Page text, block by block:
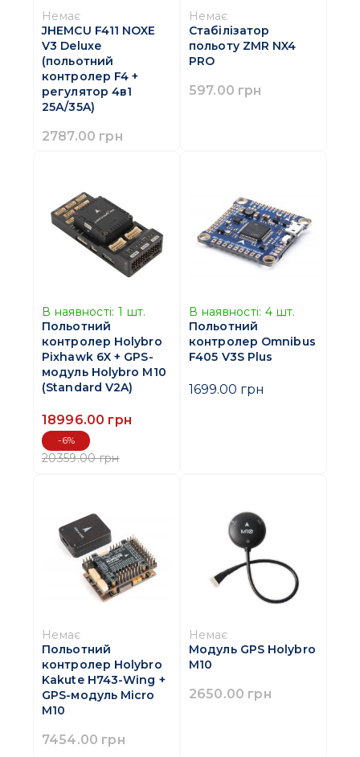
Немає
JHEMCU F411 NOXE
V3 Deluxe
(польотний
контролер F4 +
регулятор 4в1
25А/35A)
2787.00 грн
Немає
Стабілізатор
польоту ZMR NX4
PRO
597.00 грн
В наявності: 1 шт.
Польотний
контролер Holybro
Pixhawk 6X + GPS-
модуль Holybro M10
(Standard V2A)
18996.00 грн
-6%
20359.00 грн
В наявності: 4 шт.
Польотний
контролер Omnibus
F405 V3S Plus
1699.00 грн
Немає
Польотний
контролер Holybro
Kakute H743-Wing +
GPS-модуль Micro
M10
7454.00 грн
Немає
Модуль GPS Holybro
M10
2650.00 грн